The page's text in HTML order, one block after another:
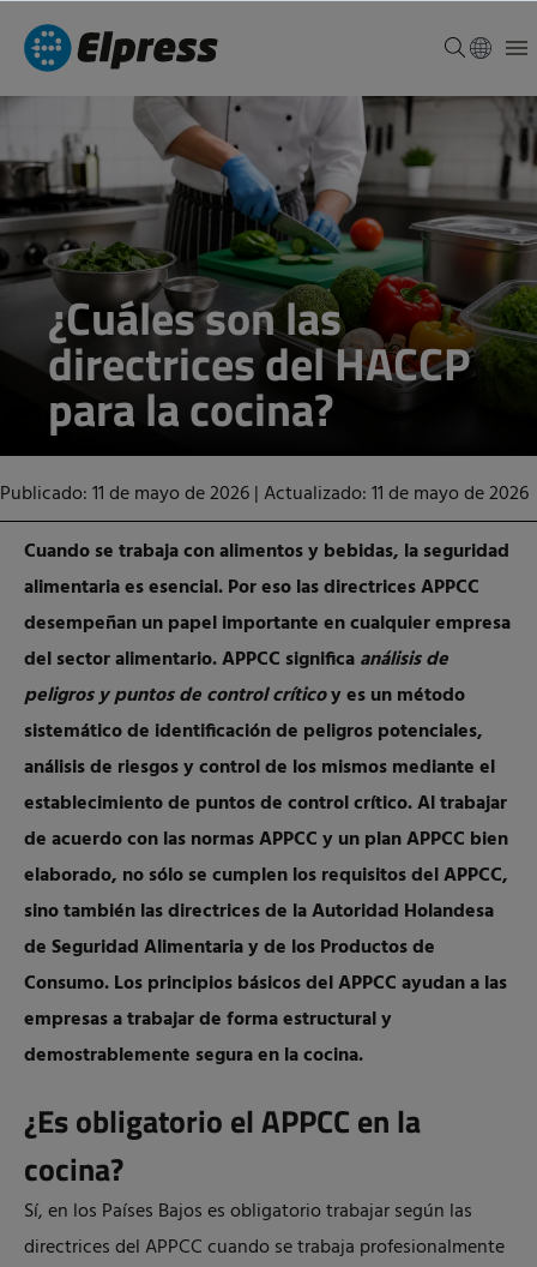
¿Cuáles son las
directrices del HACCP
para la cocina?
Publicado: 11 de mayo de 2026|Actualizado: 11 de mayo de 2026
Cuando se trabaja con alimentos y bebidas, la seguridad
alimentaria es esencial. Por eso las directrices APPCC
desempeñan un papel importante en cualquier empresa
del sector alimentario. APPCC significaanálisis de
peligros y puntos de control críticoy es un método
sistemático de identificación de peligros potenciales,
análisis de riesgos y control de los mismos mediante el
establecimiento de puntos de control crítico.Al trabajar
de acuerdo con las normas APPCC y un plan APPCC bien
elaborado, no sólo se cumplen los requisitos del APPCC,
sino también las directrices de la Autoridad Holandesa
de Seguridad Alimentaria y de los Productos de
Consumo. Los principios básicos del APPCC ayudan a las
empresas a trabajar de forma estructural y
demostrablemente segura en la cocina.
¿Es obligatorio el APPCC en la
cocina?
Sí, en los Países Bajos es obligatorio trabajar según las
directrices del APPCC cuando se trabaja profesionalmente